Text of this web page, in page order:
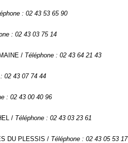
: 02 43 53 65 90
: 02 43 03 75 14
/ Téléphone : 02 43 64 21 43
02 43 07 74 44
: 02 43 00 40 96
/ Téléphone : 02 43 03 23 61
DU PLESSIS / Téléphone : 02 43 05 53 17